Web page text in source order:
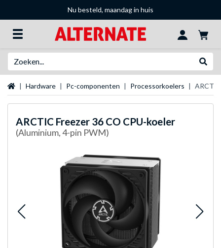
Nu besteld, maandag in huis
Startpagina
Hardware Pc-componenten Processorkoelers
ARCTIC Freezer 36 CO CPU-koeler
(Aluminium, 4-pin PWM)